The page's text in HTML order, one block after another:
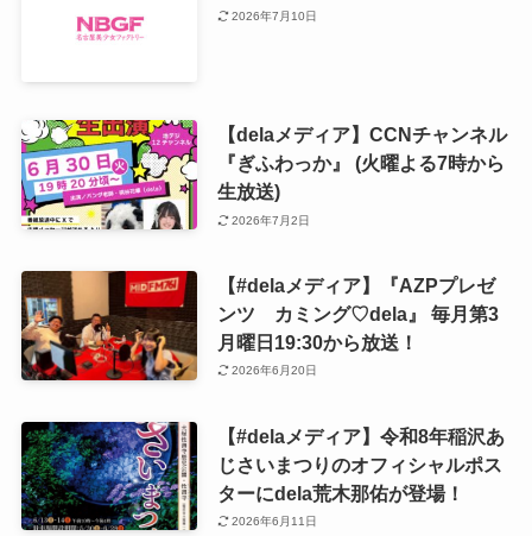
2026年7月10日
【delaメディア】CCNチャンネル
『ぎふわっか』 (火曜よる7時から
生放送)
2026年7月2日
【#delaメディア】『AZPプレゼ
ンツ カミング♡dela』 毎月第3
月曜日19:30から放送！
2026年6月20日
【#delaメディア】令和8年稲沢あ
じさいまつりのオフィシャルポス
ターにdela荒木那佑が登場！
2026年6月11日